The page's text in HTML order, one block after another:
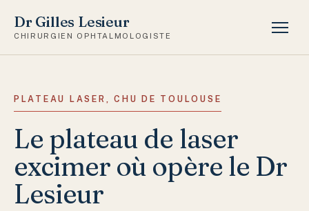
Dr Gilles Lesieur
CHIRURGIEN OPHTALMOLOGISTE
PLATEAU LASER, CHU DE TOULOUSE
Le plateau de laser
excimer où opère le Dr
Lesieur